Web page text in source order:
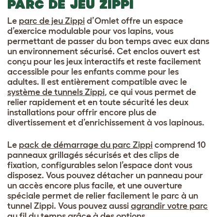
PARC DE JEU ZIPPI
Le parc de jeu Zippi d’Omlet offre un espace
d’exercice modulable pour vos lapins, vous
permettant de passer du bon temps avec eux dans
un environnement sécurisé. Cet enclos ouvert est
conçu pour les jeux interactifs et reste facilement
accessible pour les enfants comme pour les
adultes. Il est entièrement compatible avec le
système de tunnels Zippi, ce qui vous permet de
relier rapidement et en toute sécurité les deux
installations pour offrir encore plus de
divertissement et d’enrichissement à vos lapinous.
Le pack de démarrage du parc Zippi comprend 10
panneaux grillagés sécurisés et des clips de
fixation, configurables selon l’espace dont vous
disposez. Vous pouvez détacher un panneau pour
un accès encore plus facile, et une ouverture
spéciale permet de relier facilement le parc à un
tunnel Zippi. Vous pouvez aussi agrandir votre parc